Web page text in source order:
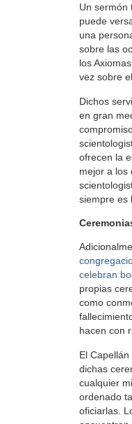
Un sermón
puede
una
sobre las
los
vez sobre
Dichos
en gran
ofrecen la
mejor a los
siempre es
celebran
propias
como
hacen con
El
dichas
cualquier
ordenado
oficiarlas.